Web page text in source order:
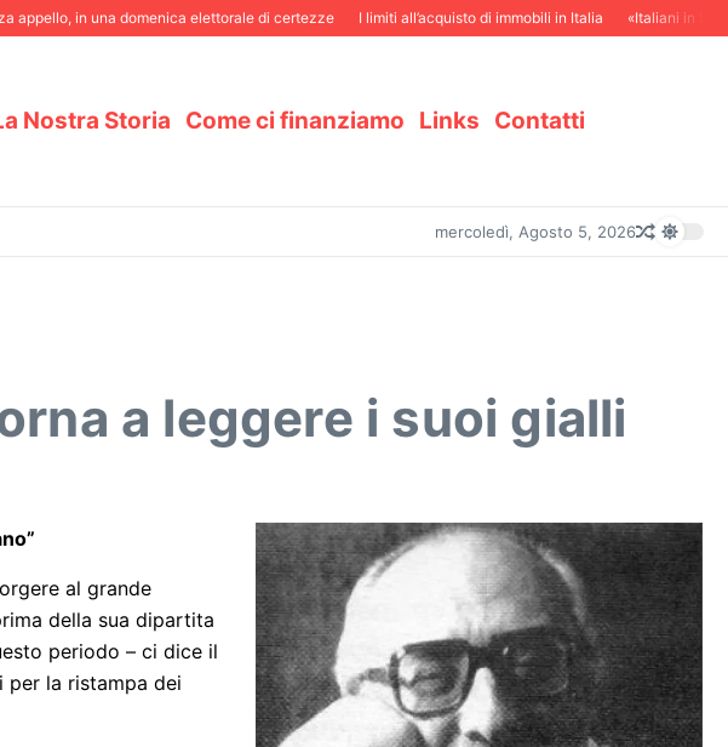
in una domenica elettorale di certezze I limiti all’acquisto di immobili in Italia «Italiani in Svizzera
Nostra Storia Come ci finanziamo Links Contatti
mercoledì, Agosto 5, 2026
a leggere i suoi gialli
al grande
della sua dipartita
periodo – ci dice il
per la ristampa dei